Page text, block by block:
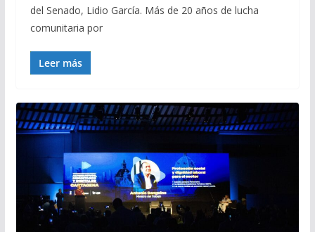
del Senado, Lidio García. Más de 20 años de lucha
comunitaria por
Leer más